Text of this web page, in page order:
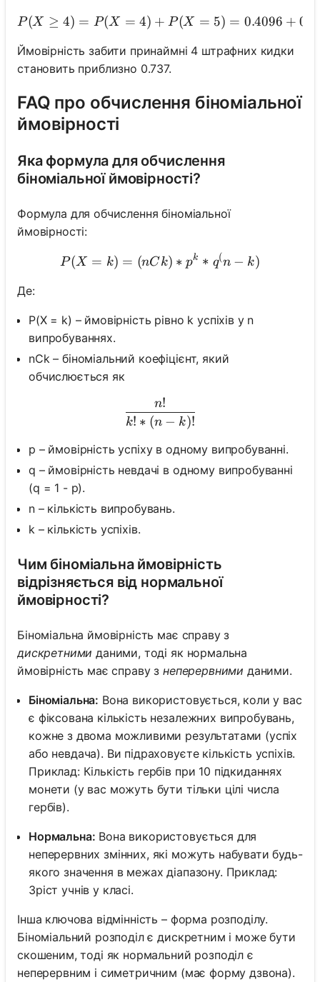
P(X \geq 4) =
P(X ≥ 4) = P(X = 4) + P(X = 5) = 0.4096 +
Ймовірність забити принаймні 4 штрафних кидки
становить приблизно 0.737.
FAQ про обчислення біноміальної
ймовірності
Яка формула для обчислення
біноміальної ймовірності?
Формула для обчислення біноміальної
ймовірності:
P(X = k) = (nCk) * p^k *
P(X = k) = (nCk) ∗ pk ∗ q(n − k)
Де:
P(X = k) – ймовірність рівно k успіхів у n
випробуваннях.
nCk – біноміальний коефіцієнт, який
обчислюється як
\frac{n!}{k! * (n-k)!}
k! ∗ (n − k)!
n!
p – ймовірність успіху в одному випробуванні.
q – ймовірність невдачі в одному випробуванні
(q = 1 - p).
n – кількість випробувань.
k – кількість успіхів.
Чим біноміальна ймовірність
відрізняється від нормальної
ймовірності?
Біноміальна ймовірність має справу з
дискретними даними, тоді як нормальна
ймовірність має справу з неперервними даними.
Біноміальна: Вона використовується, коли у вас
є фіксована кількість незалежних випробувань,
кожне з двома можливими результатами (успіх
або невдача). Ви підраховуєте кількість успіхів.
Приклад: Кількість гербів при 10 підкиданнях
монети (у вас можуть бути тільки цілі числа
гербів).
Нормальна: Вона використовується для
неперервних змінних, які можуть набувати будь-
якого значення в межах діапазону. Приклад:
Зріст учнів у класі.
Інша ключова відмінність – форма розподілу.
Біноміальний розподіл є дискретним і може бути
скошеним, тоді як нормальний розподіл є
неперервним і симетричним (має форму дзвона).